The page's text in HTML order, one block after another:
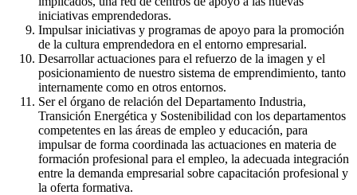
iniciativas emprendedoras.
Impulsar iniciativas y programas de apoyo para la promoción
de la cultura emprendedora en el entorno empresarial.
Desarrollar actuaciones para el refuerzo de la imagen y el
posicionamiento de nuestro sistema de emprendimiento, tanto
internamente como en otros entornos.
Ser el órgano de relación del Departamento Industria,
Transición Energética y Sostenibilidad con los departamentos
competentes en las áreas de empleo y educación, para
impulsar de forma coordinada las actuaciones en materia de
formación profesional para el empleo, la adecuada integración
entre la demanda empresarial sobre capacitación profesional y
la oferta formativa.